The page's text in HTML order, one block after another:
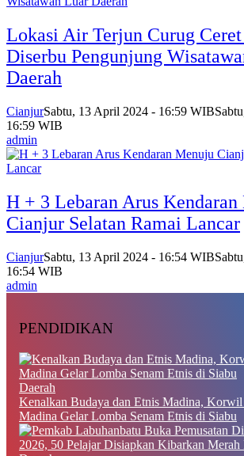
Lokasi Air Terjun Curug
Diserbu Pengunjung
Daerah
CianjurSabtu, 13 April 2024 - 16:59 WIB
16:59 WIB
admin
H + 3 Lebaran Arus Kendaran
Cianjur Selatan Ramai Lancar
CianjurSabtu, 13 April 2024 - 16:54 WIB
16:54 WIB
admin
PENDIDIKAN
Daerah
Kenalkan Budaya dan Etnis Madina,
Madina Gelar Lomba Senam Etnis di Siabu